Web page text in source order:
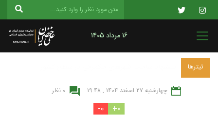
16 مرداد 1405
تیترها
چهارشنبه 27 اسفند 1404 , 19:48 0 نظر
0+
0-